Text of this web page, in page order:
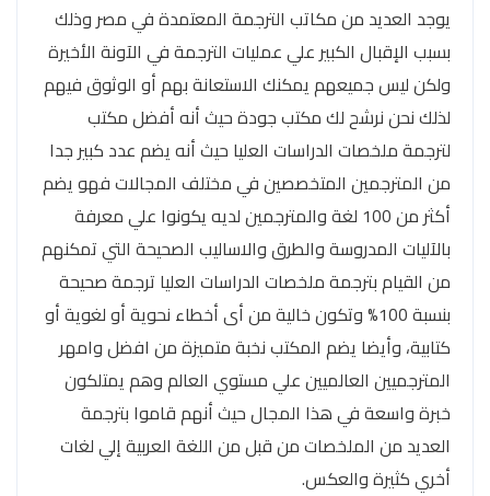
يوجد العديد من مكاتب الترجمة المعتمدة في مصر وذلك
بسبب الإقبال الكبير علي عمليات الترجمة في الآونة الأخيرة
ولكن ليس جميعهم يمكنك الاستعانة بهم أو الوثوق فيهم
لذلك نحن نرشح لك مكتب جودة حيث أنه أفضل مكتب
لترجمة ملخصات الدراسات العليا حيث أنه يضم عدد كبير جدا
من المترجمين المتخصصين في مختلف المجالات فهو يضم
أكثر من 100 لغة والمترجمين لديه يكونوا علي معرفة
بالآليات المدروسة والطرق والاساليب الصحيحة التي تمكنهم
من القيام بترجمة ملخصات الدراسات العليا ترجمة صحيحة
بنسبة 100% وتكون خالية من أى أخطاء نحوية أو لغوية أو
كتابية، وأيضا يضم المكتب نخبة متميزة من افضل وامهر
المترجميين العالميين علي مستوي العالم وهم يمتلكون
خبرة واسعة في هذا المجال حيث أنهم قاموا بترجمة
العديد من الملخصات من قبل من اللغة العربية إلي لغات
أخري كثيرة والعكس.